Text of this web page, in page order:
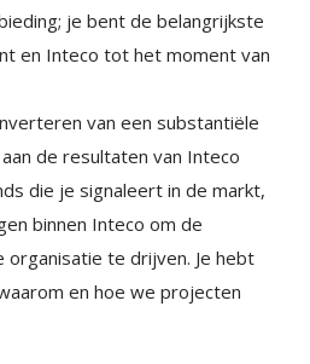
je bent de belangrijkste
en Inteco tot het moment van
van een substantiële
de resultaten van Inteco
die je signaleert in de markt,
binnen Inteco om de
organisatie te drijven. Je hebt
en hoe we projecten